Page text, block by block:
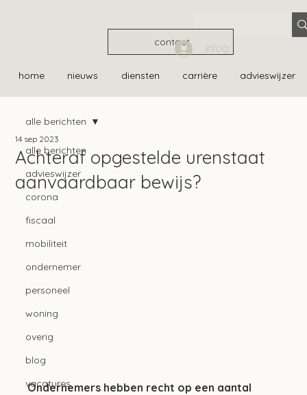
contact
home nieuws diensten carrière advieswijzer
Inloggen
alle berichten
advieswijzer
corona
fiscaal
mobiliteit
ondernemer
personeel
woning
overig
blog
vacatures
alle berichten
Achteraf opgestelde urenstaat
aanvaardbaar bewijs?
14 sep 2023
Ondernemers hebben recht op een aantal